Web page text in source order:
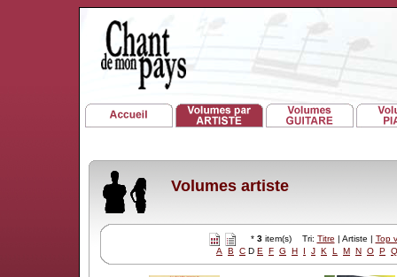
Volumes artiste
* 3item(s) Tri: Titre | Artiste | Top
A
B C D E F G H I J K L M N O P Q